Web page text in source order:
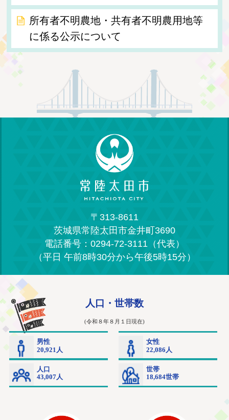
所有者不明農地・共有者不明農用地等
に係る公示について
〒313-8611
茨城県常陸太田市金井町3690
電話番号：0294-72-3111（代表）
（平日 午前8時30分から午後5時15分）